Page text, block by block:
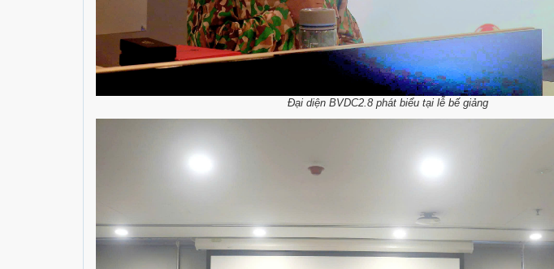
Đại diện BVDC2.8 phát biểu tại lễ bế giảng